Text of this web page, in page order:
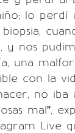
lo perdí
y nos
una
con la
no iba
mal”,
Live